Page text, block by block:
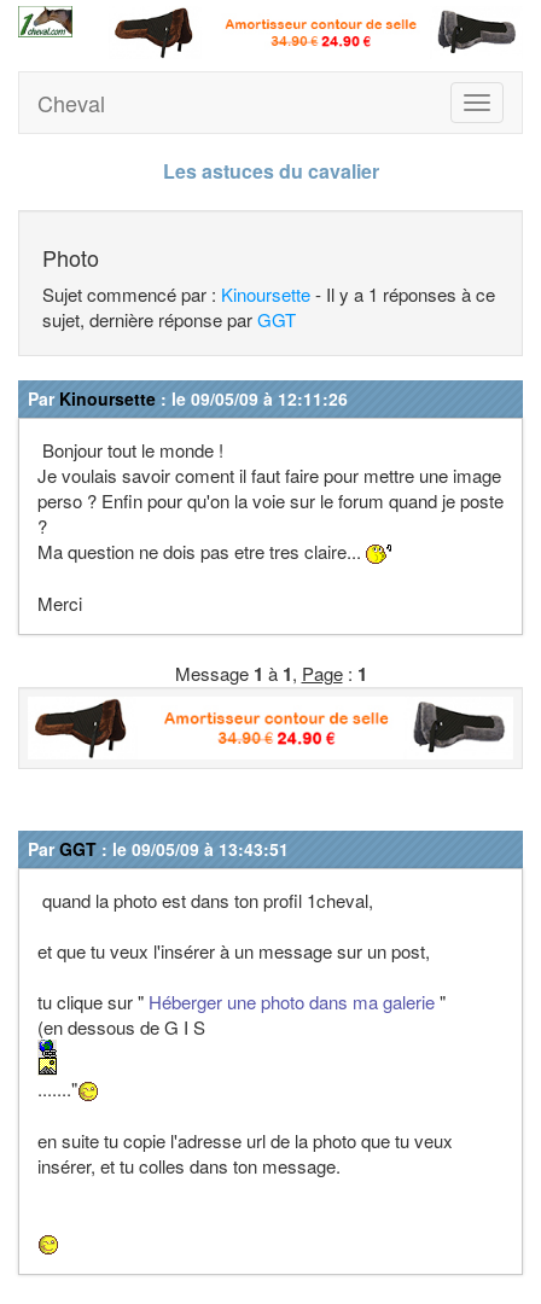
Toggle
Cheval
Les astuces du cavalier
Photo
Sujet commencé par : Kinoursette- Il y a 1 réponses à ce
sujet, dernière réponse parGGT
Par Kinoursette : le 09/05/09 à 12:11:26
Bonjour tout le monde !
Je voulais savoir coment il faut faire pour mettre une image
perso ? Enfin pour qu'on la voie sur le forum quand je poste
?
Ma question ne dois pas etre tres claire...
Merci
Message 1 à 1, Page: 1
ParGGT : le 09/05/09 à 13:43:51
quand la photo est dans ton profil 1cheval,
et que tu veux l'insérer à un message sur un post,
tu clique sur " Héberger une photo dans ma galerie"
(en dessous de G I S
......."
en suite tu copie l'adresse url de la photo que tu veux
insérer, et tu colles dans ton message.